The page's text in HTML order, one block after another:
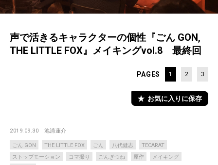
声で活きるキャラクターの個性『ごん GON,
THE LITTLE FOX』メイキングvol.8 最終回
PAGES 1 2 3
お気に入りに保存
2019.09.30 池浦蓮介
ごん GON THE LITTLE FOX ごん 八代健志
TECARAT
ストップモーション
コマ撮り ごんぎつね 原作
メイキング